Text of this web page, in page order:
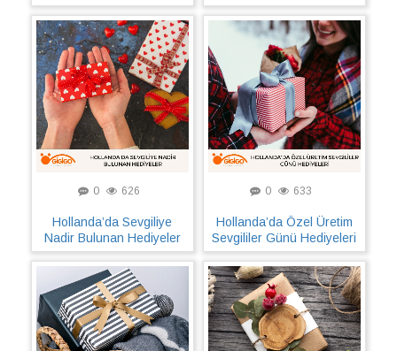
0 626
Hollanda’da Sevgiliye
Nadir Bulunan Hediyeler
0 633
Hollanda’da Özel Üretim
Sevgililer Günü Hediyeleri